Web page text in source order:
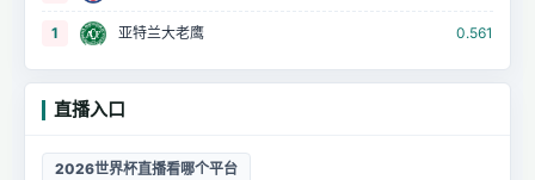
1 亚特兰大老鹰 0.561
直播入口
2026世界杯直播看哪个平台